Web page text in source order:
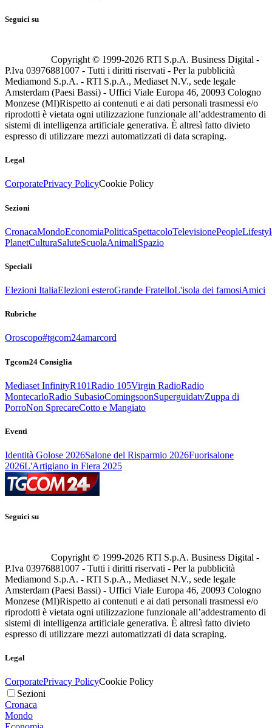
Seguici su
Copyright © 1999-2026 RTI S.p.A. Business Digital -
P.Iva 03976881007 - Tutti i diritti riservati - Per la pubblicità
Mediamond S.p.A. - RTI S.p.A., Mediaset N.V., sede legale
Amsterdam (Paesi Bassi) - Uffici Viale Europa 46, 20093 Cologno
Monzese (MI)Rispetto ai contenuti e ai dati personali trasmessi e/o
riprodotti è vietata ogni utilizzazione funzionale all’addestramento di
sistemi di intelligenza artificiale generativa. È altresì fatto divieto
espresso di utilizzare mezzi automatizzati di data scraping.
Legal
CorporatePrivacy PolicyCookie Policy
Sezioni
CronacaMondoEconomiaPoliticaSpettacoloTelevisionePeople
PlanetCulturaSaluteScuolaAnimaliSpazio
Speciali
Elezioni ItaliaElezioni esteroGrande FratelloL'isola dei famosiAmici
Rubriche
Oroscopo#tgcom24amarcord
Tgcom24 Consiglia
Mediaset InfinityR101Radio 105Virgin RadioRadio
MontecarloRadio SubasioComingsoonSuperguidatvZuppa di
PorroNon SprecareCotto e Mangiato
Eventi
Identità Golose 2026Salone del Risparmio 2026Fuorisalone
2026L'Artigiano in Fiera 2025
Seguici su
Copyright © 1999-2026 RTI S.p.A. Business Digital -
P.Iva 03976881007 - Tutti i diritti riservati - Per la pubblicità
Mediamond S.p.A. - RTI S.p.A., Mediaset N.V., sede legale
Amsterdam (Paesi Bassi) - Uffici Viale Europa 46, 20093 Cologno
Monzese (MI)Rispetto ai contenuti e ai dati personali trasmessi e/o
riprodotti è vietata ogni utilizzazione funzionale all’addestramento di
sistemi di intelligenza artificiale generativa. È altresì fatto divieto
espresso di utilizzare mezzi automatizzati di data scraping.
Legal
CorporatePrivacy PolicyCookie Policy
Sezioni
Cronaca
Mondo